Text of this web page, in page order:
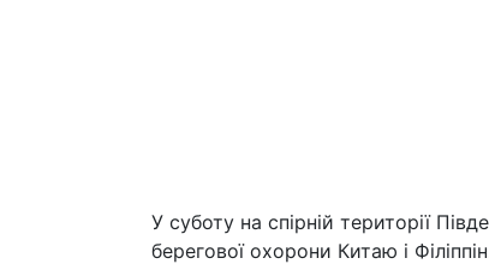
У суботу на спірній території
берегової охорони Китаю і